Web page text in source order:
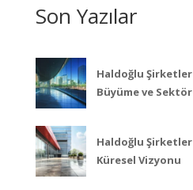
Son Yazılar
Haldoğlu
Büyüme ve
Haldoğlu
Küresel Vizyonu